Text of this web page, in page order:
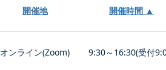
開催地 開催時間 ▲
オンライン(Zoom) 9:30～16:30(受付